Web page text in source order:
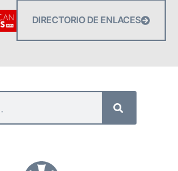
DIRECTORIO DE ENLACES